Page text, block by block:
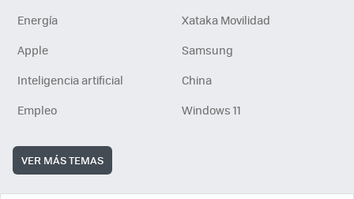
Energía
Xataka Movilidad
Apple
Samsung
Inteligencia artificial
China
Empleo
Windows 11
VER MÁS TEMAS